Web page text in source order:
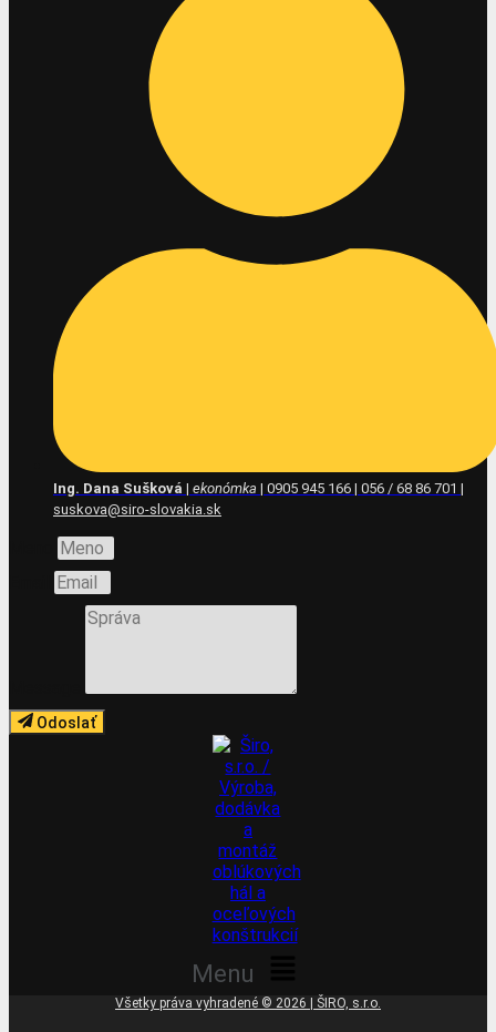
Ing. Dana Sušková | ekonómka | 0905 945 166 | 056 / 68 86 701 |
suskova@siro-slovakia.sk
Odoslať
Menu
Všetky práva vyhradené © 2026 | ŠIRO, s.r.o.